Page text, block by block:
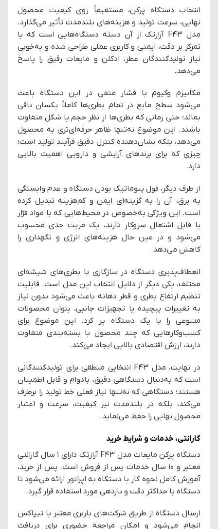
انتخاب دستگاه پرکن، مستقیماً روی کیفیت محصول
نهایی، سرعت تولید و هزینه‌های بلندمدت تأثیر می‌گذارد.
مدل F43 آرازتک از آن دسته دستگاه‌هایی است که با
تمرکز بر دقت، ایمنی و کاربری عملی طراحی شده و به‌خوبی
نیاز تولیدکنندگان عطر، ادکلن و مایعات رقیق را پاسخ
می‌دهد.
مکانیزم وکیوم با فشار منفی در این دستگاه باعث
می‌شود سطح مایع در تمام بطری‌ها کاملاً یکسان باقی
بماند؛ حتی زمانی که بطری‌ها از نظر حجم یا شکل متفاوت
باشند. این موضوع نه‌تنها ظاهر حرفه‌ای‌تری به محصول
می‌دهد، بلکه نشان‌دهنده کنترل دقیق فرآیند تولید است؛
چیزی که برای برندهای آرایشی و دارویی اهمیت بالایی
دارد.
از طرف دیگر، فول پنوماتیک بودن دستگاه و عدم وابستگی
به برق، آن را به گزینه‌ای ایمن و کم‌هزینه تبدیل کرده
است. این ویژگی به‌خصوص در محیط‌هایی که با مواد فرّار
یا قابل اشتعال سروکار دارند، یک مزیت جدی محسوب
می‌شود و در عین حال هزینه‌های انرژی و نگهداری را
کاهش می‌دهد.
انعطاف‌پذیری دستگاه در سازگاری با بطری‌های شیشه‌ای
مختلف، یکی دیگر از دلایل انتخاب این مدل است. قابلیت
تنظیم ارتفاع بطری و قطر دهانه باعث می‌شود بدون نیاز
به تغییرات پیچیده یا تجهیزات جانبی، بتوان محصولات
متنوعی را با یک دستگاه پر کرد. این موضوع برای
کسب‌وکارهایی که چند محصول با بسته‌بندی متفاوت
دارند، ارزش اقتصادی بالایی ایجاد می‌کند.
در نهایت، مدل F43 انتخابی منطقی برای تولیدکنندگانی
است که به‌دنبال دستگاهی دقیق، بادوام و قابل اطمینان
هستند؛ دستگاهی که نه‌تنها نیاز فعلی خط تولید را برطرف
می‌کند، بلکه در بلندمدت نیز کیفیت، سرعت و اعتبار
محصول نهایی را حفظ می‌نماید.
گارانتی، خدمات و شرایط خرید
دستگاه پرکن مایعات مدل F43 آرازتک دارای ۱ سال گارانتی
معتبر و ۱۰ سال خدمات پس از فروش است. پس از خرید،
آموزش کامل نحوه کار با دستگاه به اپراتور ارائه می‌شود تا
دستگاه با حداکثر دقت و بازدهی مورد استفاده قرار گیرد.
ارسال دستگاه از طریق شرکت‌های باربری معتبر یا تیپاکس
انجام می‌شود و امکان مراجعه حضوری برای دریافت